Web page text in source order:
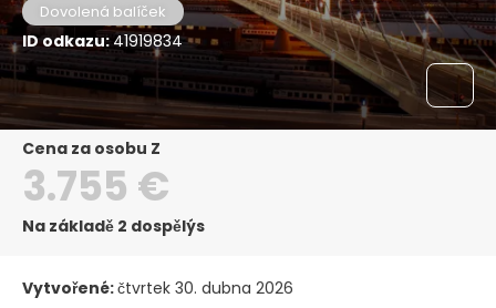
Dovolená balíček
ID odkazu: 41919834
Cena za osobu Z
3.755 €
Na základě 2 dospělýs
Vytvořené:čtvrtek 30. dubna 2026